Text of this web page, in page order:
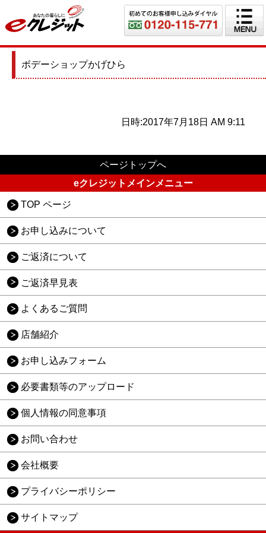
ボデーショップかげひら
日時:2017年7月18日 AM 9:11
ページトップへ
eクレジットメインメニュー
TOP ページ
お申し込みについて
ご返済について
ご返済早見表
よくあるご質問
店舗紹介
お申し込みフォーム
必要書類等のアップロード
個人情報の同意事項
お問い合わせ
会社概要
プライバシーポリシー
サイトマップ